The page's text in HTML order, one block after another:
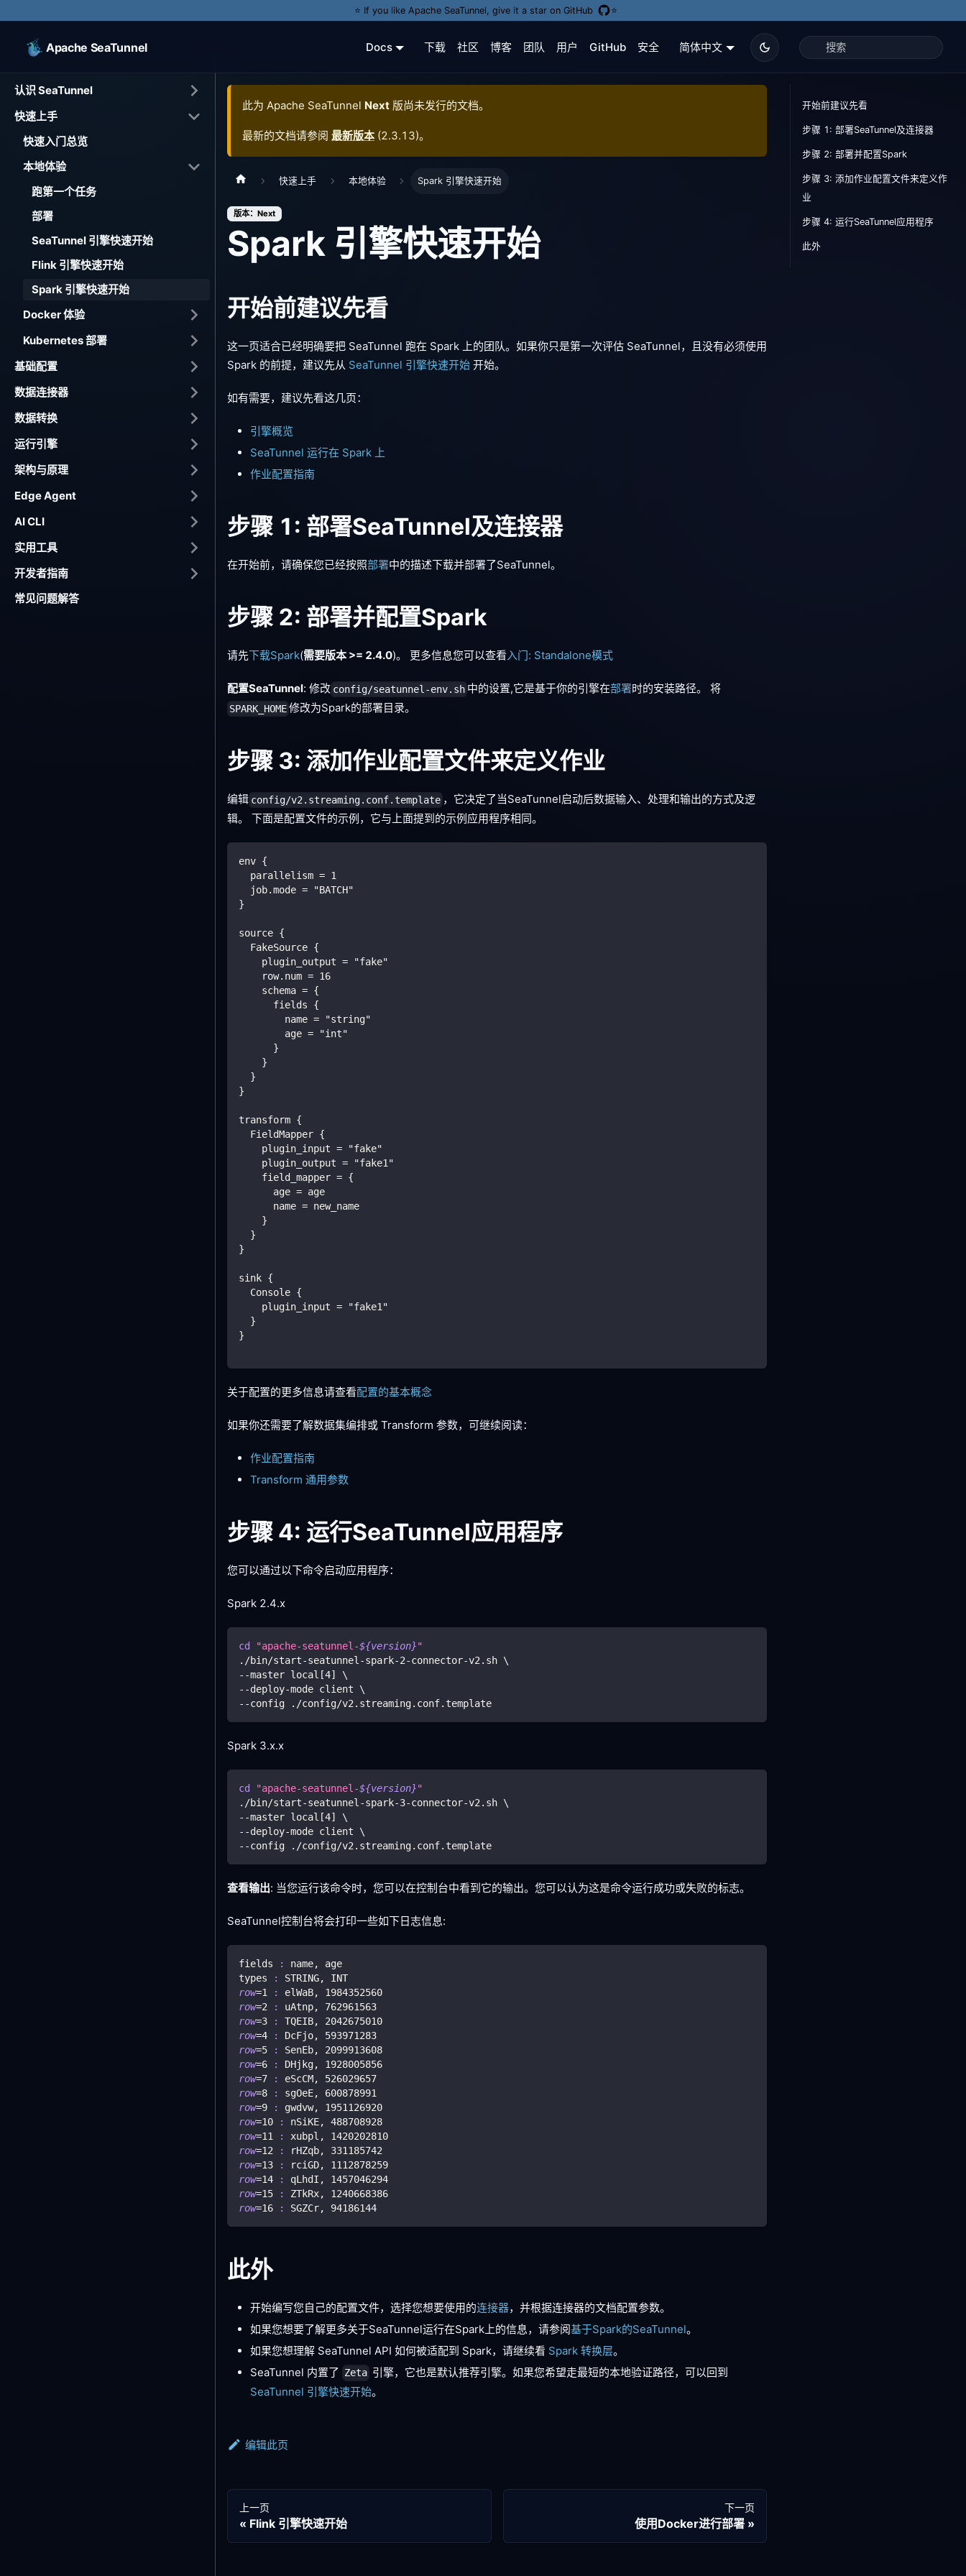
⭐️ If you like Apache SeaTunnel, give it a star on GitHub ⭐️
Apache SeaTunnel Docs 下载 社区 博客 团队 用户 GitHub 安全 简体中文
认识 SeaTunnel
快速上手
快速入门总览
本地体验
跑第一个任务
部署
SeaTunnel 引擎快速开始
Flink 引擎快速开始
Spark 引擎快速开始
Docker 体验
Kubernetes 部署
基础配置
数据连接器
数据转换
运行引擎
架构与原理
Edge Agent
AI CLI
实用工具
开发者指南
常见问题解答
此为 Apache SeaTunnel Next 版尚未发行的文档。
最新的文档请参阅 最新版本 (2.3.13)。
快速上手 本地体验 Spark 引擎快速开始
版本：Next
Spark 引擎快速开始
开始前建议先看
这一页适合已经明确要把 SeaTunnel 跑在 Spark 上的团队。如果你只是第一次评估 SeaTunnel，且没有必须使用
Spark 的前提，建议先从 SeaTunnel 引擎快速开始 开始。
如有需要，建议先看这几页：
引擎概览
SeaTunnel 运行在 Spark 上
作业配置指南
步骤 1: 部署SeaTunnel及连接器
在开始前，请确保您已经按照部署中的描述下载并部署了SeaTunnel。
步骤 2: 部署并配置Spark
请先下载Spark(需要版本 >= 2.4.0)。 更多信息您可以查看入门: Standalone模式
配置SeaTunnel: 修改 config/seatunnel-env.sh 中的设置,它是基于你的引擎在部署时的安装路径。 将
SPARK_HOME 修改为Spark的部署目录。
步骤 3: 添加作业配置文件来定义作业
编辑 config/v2.streaming.conf.template ，它决定了当SeaTunnel启动后数据输入、处理和输出的方式及逻
辑。 下面是配置文件的示例，它与上面提到的示例应用程序相同。
env {
  parallelism = 1
  job.mode = "BATCH"
}
source {
  FakeSource {
    plugin_output = "fake"
    row.num = 16
    schema = {
      fields {
        name = "string"
        age = "int"
      }
    }
  }
}
transform {
  FieldMapper {
    plugin_input = "fake"
    plugin_output = "fake1"
    field_mapper = {
      age = age
      name = new_name
    }
  }
}
sink {
  Console {
    plugin_input = "fake1"
  }
}
关于配置的更多信息请查看配置的基本概念
如果你还需要了解数据集编排或 Transform 参数，可继续阅读：
作业配置指南
Transform 通用参数
步骤 4: 运行SeaTunnel应用程序
您可以通过以下命令启动应用程序：
Spark 2.4.x
cd "apache-seatunnel-${version}"
./bin/start-seatunnel-spark-2-connector-v2.sh \
--master local [4]
\
--deploy-mode client \
--config ./config/v2.streaming.conf.template
Spark 3.x.x
cd "apache-seatunnel-${version}"
./bin/start-seatunnel-spark-3-connector-v2.sh \
--master local [4]
\
--deploy-mode client \
--config ./config/v2.streaming.conf.template
查看输出: 当您运行该命令时，您可以在控制台中看到它的输出。您可以认为这是命令运行成功或失败的标志。
SeaTunnel控制台将会打印一些如下日志信息:
fields :
name, age
types
:
STRING, INT
row=1 : elWaB, 1984352560
row=2 : uAtnp, 762961563
row=3 : TQEIB, 2042675010
row=4 : DcFjo, 593971283
row=5 : SenEb, 2099913608
row=6 : DHjkg, 1928005856
row=7 : eScCM, 526029657
row=8 : sgOeE, 600878991
row=9 : gwdvw, 1951126920
row=10 : nSiKE, 488708928
row=11 : xubpl, 1420202810
row=12 : rHZqb, 331185742
row=13 : rciGD, 1112878259
row=14 : qLhdI, 1457046294
row=15 : ZTkRx, 1240668386
row=16 : SGZCr, 94186144
此外
开始编写您自己的配置文件，选择您想要使用的连接器，并根据连接器的文档配置参数。
如果您想要了解更多关于SeaTunnel运行在Spark上的信息，请参阅基于Spark的SeaTunnel。
如果您想理解 SeaTunnel API 如何被适配到 Spark，请继续看 Spark 转换层。
SeaTunnel 内置了
Zeta 引擎，它也是默认推荐引擎。如果您希望走最短的本地验证路径，可以回到
SeaTunnel 引擎快速开始。
编辑此页
上一页
Flink 引擎快速开始
下一页
使用Docker进行部署
开始前建议先看
步骤 1: 部署SeaTunnel及连接器
步骤 2: 部署并配置Spark
步骤 3: 添加作业配置文件来定义作
业
步骤 4: 运行SeaTunnel应用程序
此外